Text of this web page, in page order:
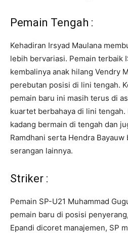
Pemain Tengah :
Kehadiran Irsyad Maulana
lebih bervariasi. Pemain terbaik
kembalinya anak hilang Vendry
perebutan posisi di lini tengah.
pemain baru ini masih terus di
kuartet berbahaya di lini
kadang bermain di tengah dan
Ramdhani serta Hendra Bayauw
serangan lainnya.
Striker :
Pemain SP-U21 Muhammad
pemain baru di posisi
Epandi dicoret manajemen, SP